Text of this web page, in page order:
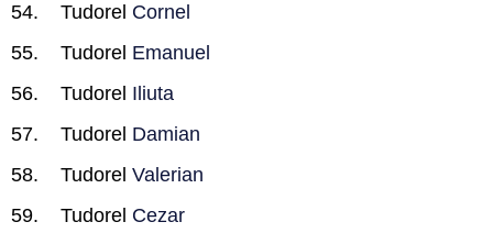
Tudorel Cornel
Tudorel Emanuel
Tudorel Iliuta
Tudorel Damian
Tudorel Valerian
Tudorel Cezar